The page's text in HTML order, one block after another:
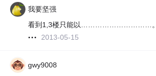
我要坚强
看到1,3楼只能以…………………………。
2013-05-15
gwy9008